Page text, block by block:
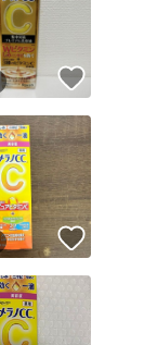
ーは他フリマサービス
発送を保証しているもの
ザーは高頻度で24時間以
ーは高頻度で24時間以
出品ページへ
キャンセル
いいね！